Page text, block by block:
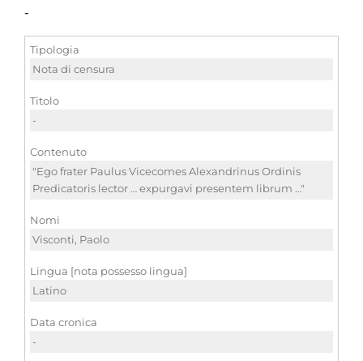
-
Tipologia
Nota di censura
Titolo
-
Contenuto
"Ego frater Paulus Vicecomes Alexandrinus Ordinis
Predicatoris lector … expurgavi presentem librum …"
Nomi
Visconti, Paolo
Lingua [nota possesso lingua]
Latino
Data cronica
-